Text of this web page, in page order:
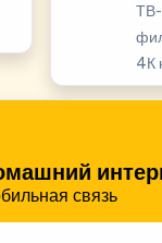
ТВ-
4К
связь